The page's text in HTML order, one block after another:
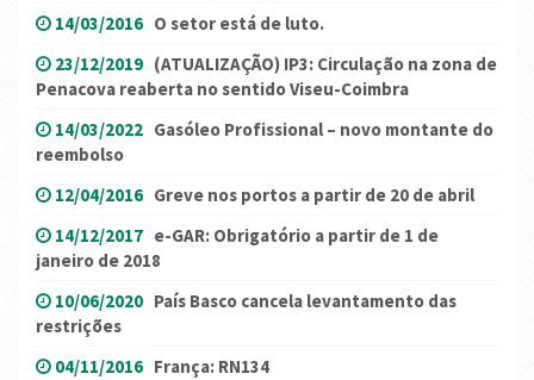
14/03/2016 O setor está de luto.
23/12/2019 (ATUALIZAÇÃO) IP3: Circulação na zona de
Penacova reaberta no sentido Viseu-Coimbra
14/03/2022 Gasóleo Profissional – novo montante do
reembolso
12/04/2016 Greve nos portos a partir de 20 de abril
14/12/2017 e-GAR: Obrigatório a partir de 1 de
janeiro de 2018
10/06/2020 País Basco cancela levantamento das
restrições
04/11/2016 França: RN134